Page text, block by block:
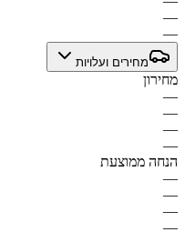
—
—
מחירים ועלויות
מחירון
—
—
—
—
הנחה ממוצעת
—
—
—
—